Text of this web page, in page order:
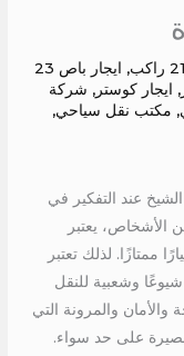
,
ايجار باص 23
, ايجار كوستر, شركة
, مكتب نقل سياحي,
عند التفكير في
الأشخاص، يعتبر
من تويوتا بـ 21 مقعدًا خيارًا ممتازًا. لذلك تعتبر
وشعبية للنقل
والمرونة التي
على حد سواء.